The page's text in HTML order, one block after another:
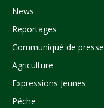
News
Reportages
Communiqué de presse
Agriculture
Expressions Jeunes
Pêche